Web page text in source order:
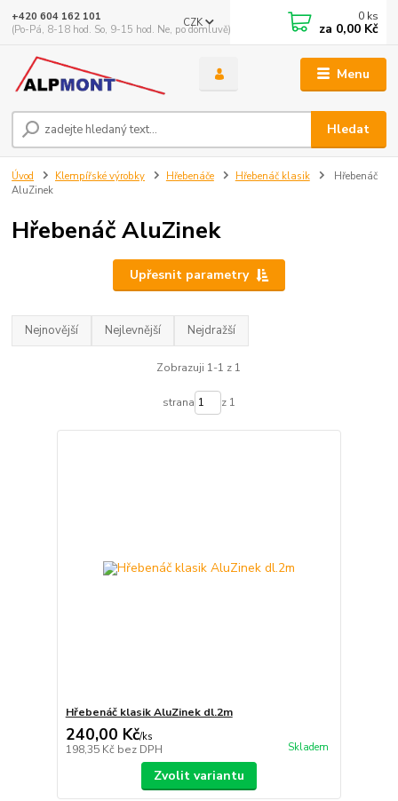
Menu
CZK
Hledat
+420 604 162 101
(Po-Pá, 8-18 hod. So, 9-15 hod. Ne, po domluvě)
0 ks
za 0,00 Kč
Úvod Klempířské výrobky Hřebenáče Hřebenáč klasik
Hřebenáč
AluZinek
Hřebenáč AluZinek
Upřesnit parametry
Nejnovější Nejlevnější Nejdražší
Zobrazuji 1-1 z 1
strana z 1
Hřebenáč klasik AluZinek dl.2m
240,00 Kč/ks
198,35 Kč bez DPH Skladem
Zvolit variantu